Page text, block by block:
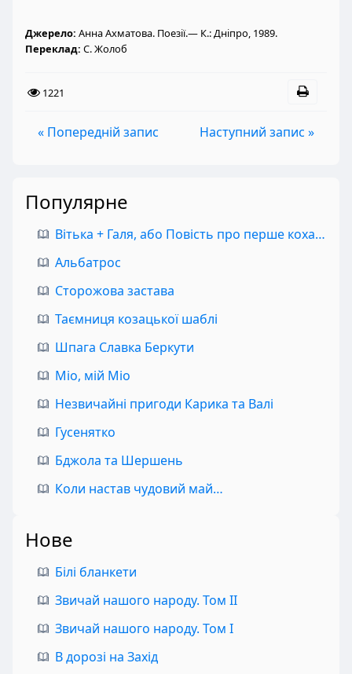
Джерело: Анна Ахматова. Поезії.— К.: Дніпро, 1989.
Переклад: С. Жолоб
1221
« Попередній запис Наступний запис »
Популярне
Вітька + Галя, або Повість про перше кохання
Альбатрос
Сторожова застава
Таємниця козацької шаблі
Шпага Славка Беркути
Міо, мій Міо
Незвичайні пригоди Карика та Валі
Гусенятко
Бджола та Шершень
Коли настав чудовий май…
Нове
Білі бланкети
Звичай нашого народу. Том II
Звичай нашого народу. Том I
В дорозі на Захід